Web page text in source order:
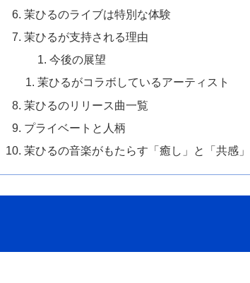
茉ひるのライブは特別な体験
茉ひるが支持される理由
今後の展望
茉ひるがコラボしているアーティスト
茉ひるのリリース曲一覧
プライベートと人柄
茉ひるの音楽がもたらす「癒し」と「共感」